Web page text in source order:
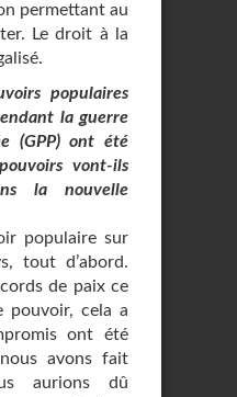
permettant au
Le droit à la
populaires
la guerre
(GPP) ont été
vont-ils
la nouvelle
populaire sur
tout d’abord.
de paix ce
pouvoir, cela a
ont été
avons fait
aurions dû